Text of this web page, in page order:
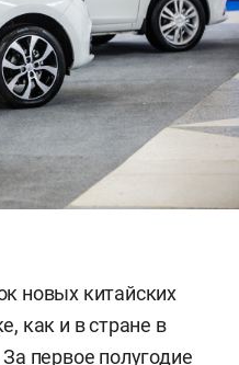
новых китайских
как и в стране в
первое полугодие